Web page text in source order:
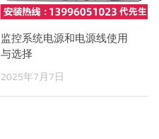
监控系统电源和电源线使用
与选择
2025年7月7日